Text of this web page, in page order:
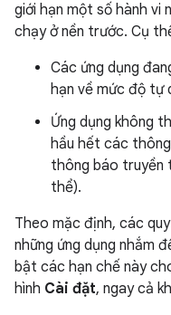
giới hạn một số hành vi
chạy ở nền trước. Cụ
Các ứng dụng
hạn về mức độ tự
Ứng dụng không
hầu hết các
thông báo truyền
thể).
Theo mặc định, các
những ứng dụng nhắm
bật các hạn chế này
hình Cài đặt, ngay cả